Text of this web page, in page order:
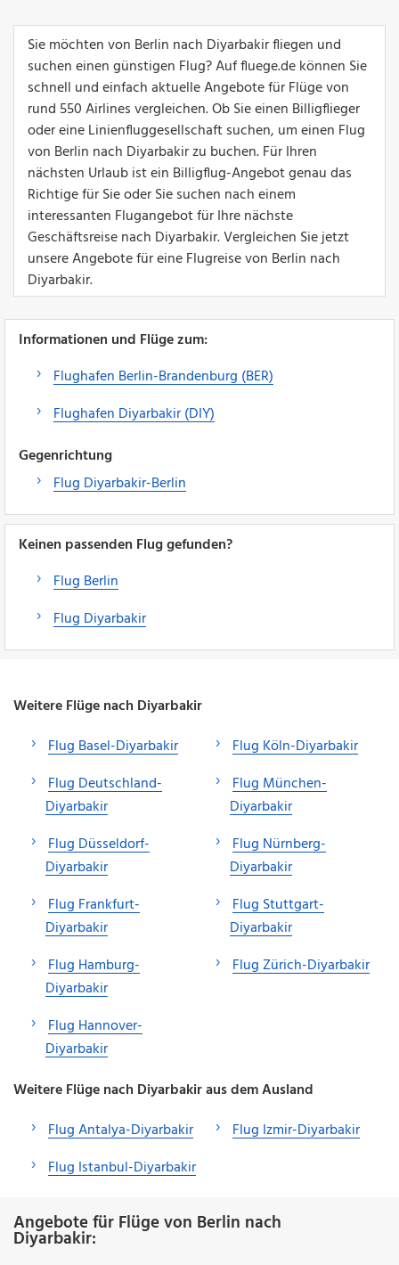
Sie möchten von Berlin nach Diyarbakir fliegen und
suchen einen günstigen Flug? Auf fluege.de können Sie
schnell und einfach aktuelle Angebote für Flüge von
rund 550 Airlines vergleichen. Ob Sie einen Billigflieger
oder eine Linienfluggesellschaft suchen, um einen Flug
von Berlin nach Diyarbakir zu buchen. Für Ihren
nächsten Urlaub ist ein Billigflug-Angebot genau das
Richtige für Sie oder Sie suchen nach einem
interessanten Flugangebot für Ihre nächste
Geschäftsreise nach Diyarbakir. Vergleichen Sie jetzt
unsere Angebote für eine Flugreise von Berlin nach
Diyarbakir.
Informationen und Flüge zum:
Flughafen Berlin-Brandenburg (BER)
Flughafen Diyarbakir (DIY)
Gegenrichtung
Flug Diyarbakir-Berlin
Keinen passenden Flug gefunden?
Flug Berlin
Flug Diyarbakir
Weitere Flüge nach Diyarbakir
Flug Basel-Diyarbakir
Flug Deutschland-
Diyarbakir
Flug Düsseldorf-
Diyarbakir
Flug Frankfurt-
Diyarbakir
Flug Hamburg-
Diyarbakir
Flug Hannover-
Diyarbakir
Flug Köln-Diyarbakir
Flug München-
Diyarbakir
Flug Nürnberg-
Diyarbakir
Flug Stuttgart-
Diyarbakir
Flug Zürich-Diyarbakir
Weitere Flüge nach Diyarbakir aus dem Ausland
Flug Antalya-Diyarbakir
Flug Istanbul-Diyarbakir
Flug Izmir-Diyarbakir
Angebote für Flüge von Berlin nach
Diyarbakir: